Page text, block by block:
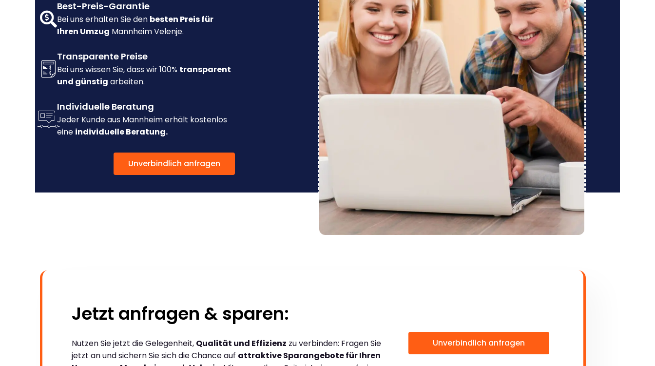
Best-Preis-Garantie
Bei uns erhalten Sie den besten Preis für
Ihren Umzug Mannheim Velenje.
Transparente Preise
Bei uns wissen Sie, dass wir 100% transparent
und günstig arbeiten.
Individuelle Beratung
Jeder Kunde aus Mannheim erhält kostenlos
eine individuelle Beratung.
Unverbindlich anfragen
Jetzt anfragen & sparen:
Nutzen Sie jetzt die Gelegenheit, Qualität und Effizienz zu verbinden: Fragen Sie
jetzt an und sichern Sie sich die Chance auf attraktive Sparangebote für Ihren
Unverbindlich anfragen